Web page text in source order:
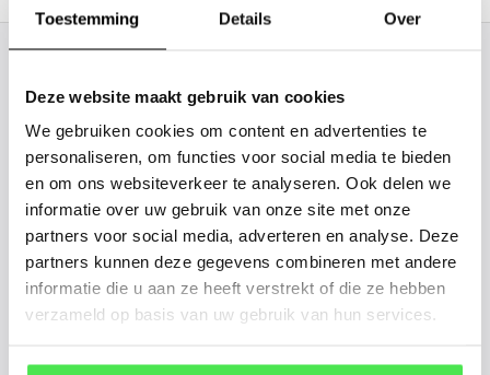
Toestemming Details Over
Deze website maakt gebruik van cookies
We gebruiken cookies om content en advertenties te
personaliseren, om functies voor social media te bieden
en om ons websiteverkeer te analyseren. Ook delen we
informatie over uw gebruik van onze site met onze
partners voor social media, adverteren en analyse. Deze
partners kunnen deze gegevens combineren met andere
informatie die u aan ze heeft verstrekt of die ze hebben
verzameld op basis van uw gebruik van hun services.
tussen? Laat het ons weten, dan
gaan we voor u kijken. Stuur ons
de plantnaam, hoogte, stamdikte en
vorm. Wilt u weten hoe uw plant of
boom er ongeveer eruit ziet? We
kunnen u een foto sturen.